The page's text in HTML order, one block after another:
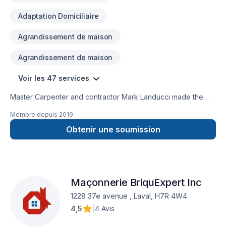
Adaptation Domiciliaire
Agrandissement de maison
Agrandissement de maison
Voir les 47 services
Master Carpenter and contractor Mark Landucci made the
promise to himself was that the foundation of his company
would be built on quality work and building a great
relationship with his clients always at the best price possible.
expectations and will continue to do so moving forward.
Membre depuis 2019
Obtenir une soumission
Maçonnerie BriquExpert Inc
1228 37e avenue , Laval, H7R 4W4
4,5
4 Avis